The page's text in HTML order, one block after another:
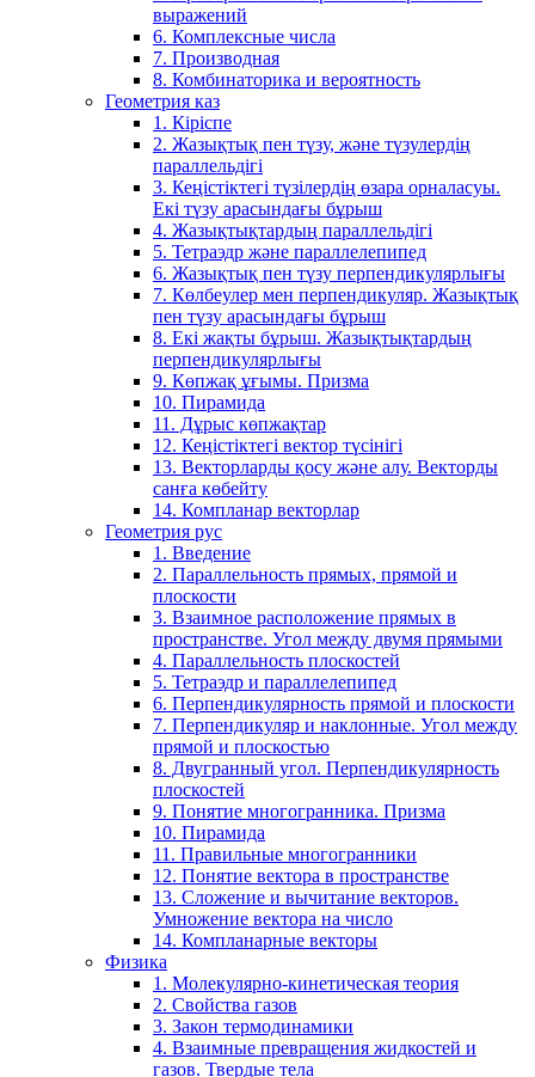
выражений
6. Комплексные числа
7. Производная
8. Комбинаторика и вероятность
Геометрия каз
1. Кіріспе
2. Жазықтық пен түзу, және түзулердің
параллельдігі
3. Кеңістіктегі түзілердің өзара орналасуы.
Екі түзу арасындағы бұрыш
4. Жазықтықтардың параллельдігі
5. Тетраэдр және параллелепипед
6. Жазықтық пен түзу перпендикулярлығы
7. Көлбеулер мен перпендикуляр. Жазықтық
пен түзу арасындағы бұрыш
8. Екі жақты бұрыш. Жазықтықтардың
перпендикулярлығы
9. Көпжақ ұғымы. Призма
10. Пирамида
11. Дұрыс көпжақтар
12. Кеңістіктегі вектор түсінігі
13. Векторларды қосу және алу. Векторды
санға көбейту
14. Компланар векторлар
Геометрия рус
1. Введение
2. Параллельность прямых, прямой и
плоскости
3. Взаимное расположение прямых в
пространстве. Угол между двумя прямыми
4. Параллельность плоскостей
5. Тетраэдр и параллелепипед
6. Перпендикулярность прямой и плоскости
7. Перпендикуляр и наклонные. Угол между
прямой и плоскостью
8. Двугранный угол. Перпендикулярность
плоскостей
9. Понятие многогранника. Призма
10. Пирамида
11. Правильные многогранники
12. Понятие вектора в пространстве
13. Сложение и вычитание векторов.
Умножение вектора на число
14. Компланарные векторы
Физика
1. Молекулярно-кинетическая теория
2. Свойства газов
3. Закон термодинамики
4. Взаимные превращения жидкостей и
газов. Твердые тела